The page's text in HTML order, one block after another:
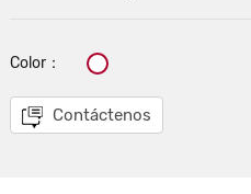
Color：
Contáctenos